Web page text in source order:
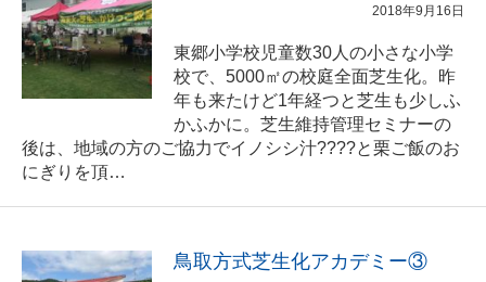
2018年9月16日
東郷小学校児童数30人の小さな小学
校で、5000㎡の校庭全面芝生化。昨
年も来たけど1年経つと芝生も少しふ
かふかに。芝生維持管理セミナーの
後は、地域の方のご協力でイノシシ汁????と栗ご飯のお
にぎりを頂…
鳥取方式芝生化アカデミー③